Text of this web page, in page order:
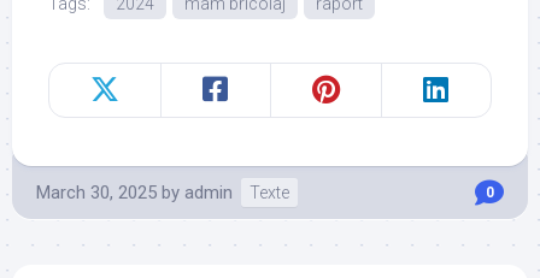
Tags: 2024 mam bricolaj raport
March 30, 2025 by admin Texte 0